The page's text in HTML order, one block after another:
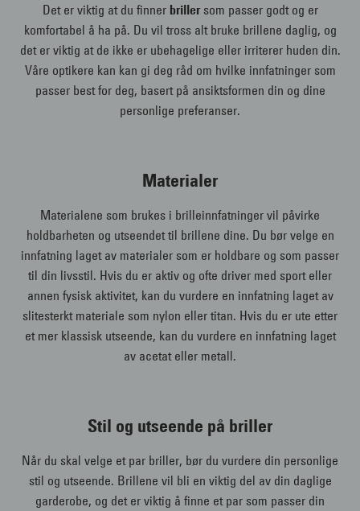
Det er viktig at du finner brillersom passer godt og er
komfortabel å ha på. Du vil tross alt bruke brillene daglig, og
det er viktig at de ikke er ubehagelige eller irriterer huden din.
Våre optikere kan kan gi deg råd om hvilke innfatninger som
passer best for deg, basert på ansiktsformen din og dine
personlige preferanser.
Materialer
Materialene som brukes i brilleinnfatninger vil påvirke
holdbarheten og utseendet til brillene dine. Du bør velge en
innfatning laget av materialer som er holdbare og som passer
til din livsstil. Hvis du er aktiv og ofte driver med sport eller
annen fysisk aktivitet, kan du vurdere en innfatning laget av
slitesterkt materiale som nylon eller titan. Hvis du er ute etter
et mer klassisk utseende, kan du vurdere en innfatning laget
av acetat eller metall.
Stil og utseende på briller
Når du skal velge et par briller, bør du vurdere din personlige
stil og utseende. Brillene vil bli en viktig del av din daglige
garderobe, og det er viktig å finne et par som passer din